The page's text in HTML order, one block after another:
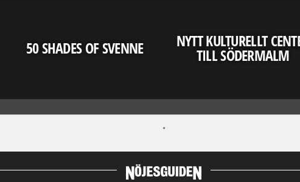
50 SHADES OF SVENNE NYTT KULTURELLT
TILL SÖDERMALM